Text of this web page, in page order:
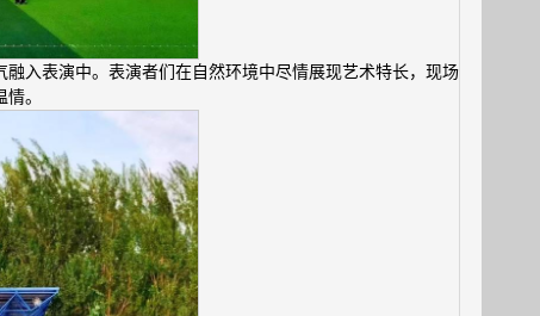
入表演中。表演者们在自然环境中尽情展现艺术特长，现场
。